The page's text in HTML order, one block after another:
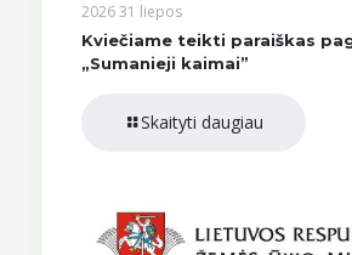
2026 31 liepos
Kviečiame teikti paraiškas
„Sumanieji kaimai”
Skaityti daugiau